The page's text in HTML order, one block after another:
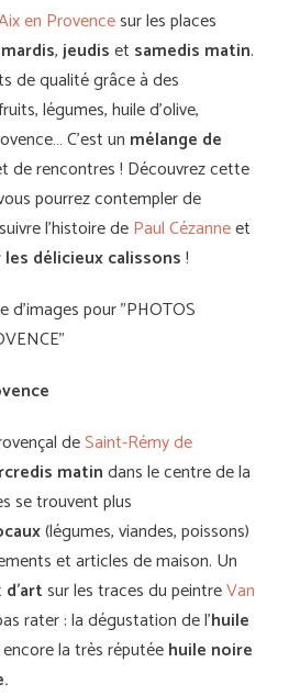
en Provencesur les places
mardis,jeudiset samedis matin.
de qualité grâce à des
légumes, huile d’olive,
C’est un mélange de
de rencontres ! Découvrez cette
pourrez contempler de
l’histoire dePaul Cézanneet
les délicieux calissons!
deSaint-Rémy de
matindans le centre de la
se trouvent plus
(légumes, viandes, poissons)
et articles de maison. Un
d’artsur les traces du peintreVan
rater : la dégustation de l’huile
la très réputéehuile noire